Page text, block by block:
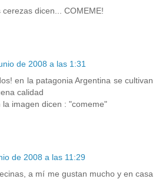
dicen... COMEME!
de 2008 a las 1:31
en la patagonia Argentina se cultivan
calidad
la imagen dicen : "comeme"
de 2008 a las 11:29
a mí me gustan mucho y en casa